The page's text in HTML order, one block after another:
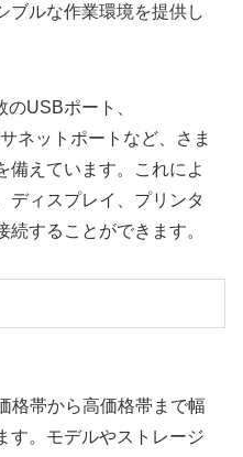
ブルな作業環境を提供し
USBポート、
ネットポートなど、さま
備えています。これによ
ディスプレイ、プリンタ
することができます。
格帯から高価格帯まで幅
す。モデルやストレージ